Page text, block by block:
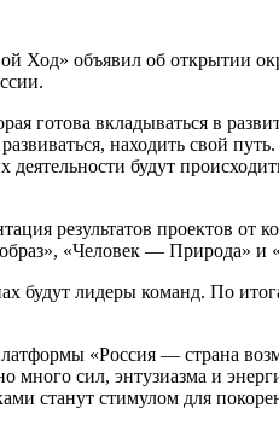
Ход» объявил об открытии
готова вкладываться в
находить свой
деятельности будут
результатов проектов
«Человек — Природа»
будут лидеры команд. По
«Россия — страна
сил, энтузиазма и
станут стимулом для